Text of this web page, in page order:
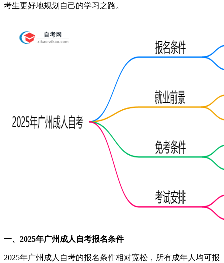
考生更好地规划自己的学习之路。
一、2025年广州成人自考报名条件
2025年广州成人自考的报名条件相对宽松，所有成年人均可报